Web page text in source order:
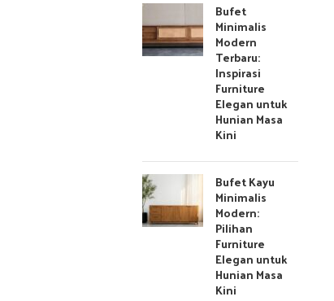
Bufet
Minimalis
Modern
Terbaru:
Inspirasi
Furniture
Elegan untuk
Hunian Masa
Kini
Bufet Kayu
Minimalis
Modern:
Pilihan
Furniture
Elegan untuk
Hunian Masa
Kini